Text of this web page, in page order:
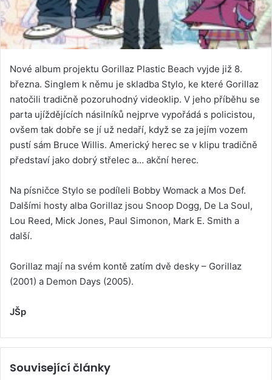
Nové album projektu Gorillaz Plastic Beach vyjde již 8.
března. Singlem k němu je skladba Stylo, ke které Gorillaz
natočili tradičně pozoruhodný videoklip. V jeho příběhu se
parta ujíždějících násilníků nejprve vypořádá s policistou,
ovšem tak dobře se jí už nedaří, když se za jejím vozem
pustí sám Bruce Willis. Americký herec se v klipu tradičně
představí jako dobrý střelec a… akční herec.
Na písničce Stylo se podíleli Bobby Womack a Mos Def.
Dalšími hosty alba Gorillaz jsou Snoop Dogg, De La Soul,
Lou Reed, Mick Jones, Paul Simonon, Mark E. Smith a
další.
Gorillaz mají na svém kontě zatím dvě desky – Gorillaz
(2001) a Demon Days (2005).
JŠp
Související články